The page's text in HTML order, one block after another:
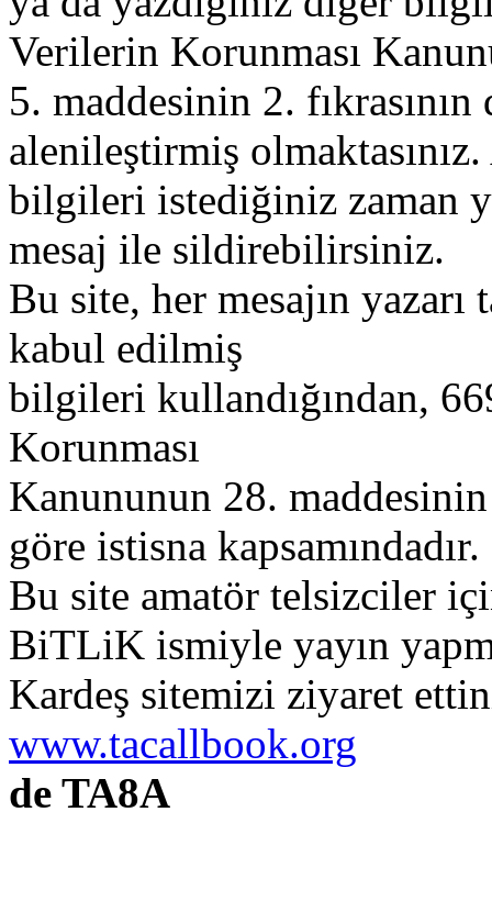
Verilerin Korunması
5. maddesinin 2.
alenileştirmiş
bilgileri istediğiniz zaman
mesaj ile sildirebilirsiniz.
Bu site, her mesajın
kabul edilmiş
bilgileri kullandığından,
Korunması
Kanununun 28. maddesinin
göre istisna kapsamındadır.
Bu site amatör telsizciler
BiTLiK ismiyle yayın
Kardeş sitemizi ziyaret
www.tacallbook.org
de TA8A